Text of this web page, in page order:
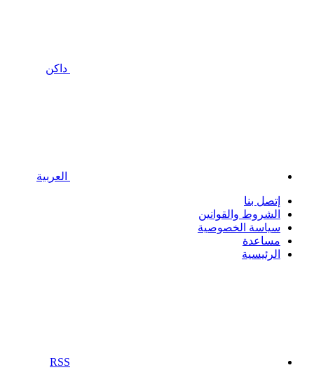
داكن
العربية
إتصل بنا
الشروط والقوانين
سياسة الخصوصية
مساعدة
الرئيسية
RSS